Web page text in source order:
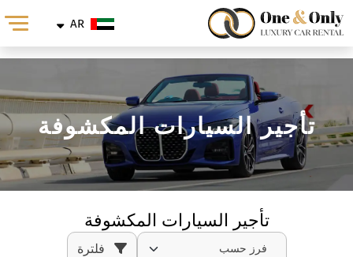
تأجير السيارات المكشوفة
تأجير السيارات المكشوفة
فلترة